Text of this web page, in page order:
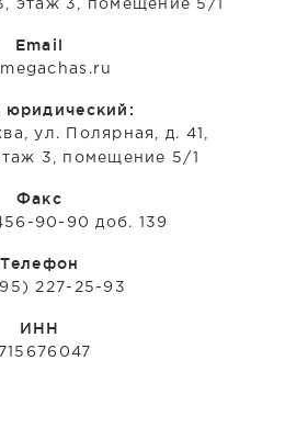
этаж 3, помещение 5/1
Email
юридический:
ул. Полярная, д. 41,
3, помещение 5/1
Факс
90-90 доб. 139
Телефон
227-25-93
ИНН